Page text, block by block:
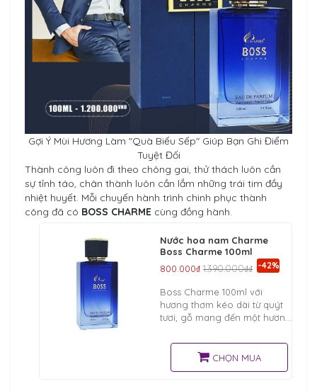
Gợi Ý Mùi Hương Làm "Quà Biếu Sếp" Giúp Bạn Ghi Điểm
Tuyệt Đối
Thành công luôn đi theo chông gai, thử thách luôn cần
sự tỉnh táo, chân thành luôn cần lắm những trái tim đầy
nhiệt huyết. Mỗi chuyến hành trình chinh phục thành
công đã có BOSS CHARME cùng đồng hành.
Nước hoa nam Charme
Boss Charme 100ml
800.000₫ 1.390.000₫₫ -42%
Boss Charme 100ml với
hương thơm kéo dài từ quýt
tươi, gỗ mang đến một hương
mạnh mẽ và quyến rũ cực kỳ,
đậm chất BOSS cho các quý
ông
CHỌN MUA